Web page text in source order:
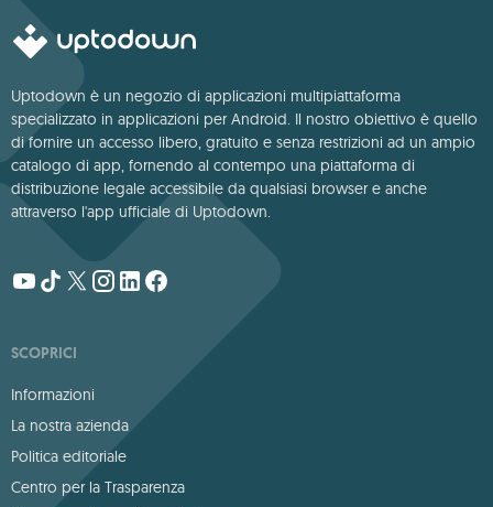
Uptodown è un negozio di applicazioni multipiattaforma
specializzato in applicazioni per Android. Il nostro obiettivo è quello
di fornire un accesso libero, gratuito e senza restrizioni ad un ampio
catalogo di app, fornendo al contempo una piattaforma di
distribuzione legale accessibile da qualsiasi browser e anche
attraverso l'app ufficiale di Uptodown.
SCOPRICI
Informazioni
La nostra azienda
Politica editoriale
Centro per la Trasparenza